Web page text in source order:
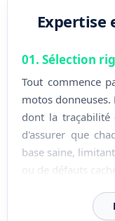
Expertise
01. Sélection
Tout commence
motos donneuses.
dont la traçabilité
d'assurer que
base saine,
ou de défauts
02.